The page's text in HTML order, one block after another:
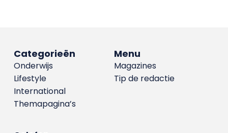
Menu
Magazines
Tip de redactie
Categorieën
Onderwijs
Lifestyle
International
Themapagina’s